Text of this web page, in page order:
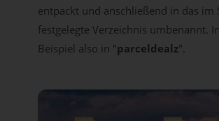
entpackt und anschließend in das im
festgelegte Verzeichnis umbenannt.
Beispiel also in "parceldealz".